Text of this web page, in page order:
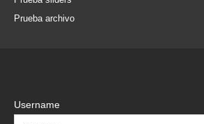
Prueba archivo
Username